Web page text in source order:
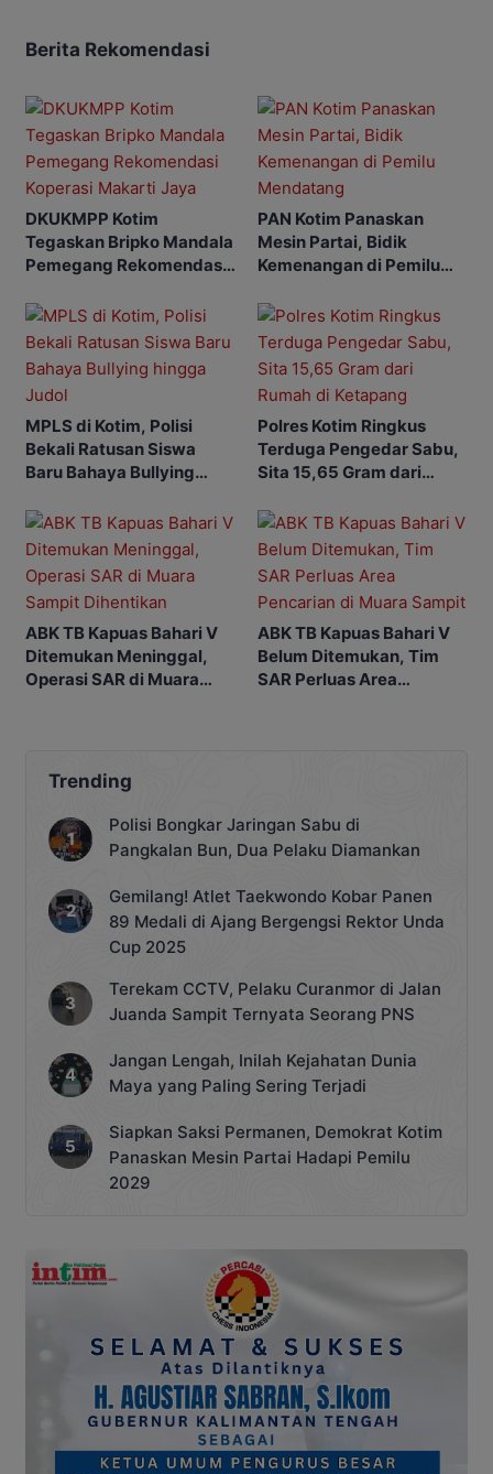
Berita Rekomendasi
DKUKMPP Kotim
Tegaskan Bripko Mandala
Pemegang Rekomendasi
PAN Kotim Panaskan
Mesin Partai, Bidik
Kemenangan di Pemilu
MPLS di Kotim, Polisi
Bekali Ratusan Siswa
Baru Bahaya Bullying
Polres Kotim Ringkus
Terduga Pengedar Sabu,
Sita 15,65 Gram dari
ABK TB Kapuas Bahari V
Ditemukan Meninggal,
Operasi SAR di Muara
ABK TB Kapuas Bahari V
Belum Ditemukan, Tim
SAR Perluas Area
Trending
Polisi Bongkar Jaringan Sabu di
Pangkalan Bun, Dua Pelaku Diamankan
Gemilang! Atlet Taekwondo Kobar Panen
89 Medali di Ajang Bergengsi Rektor Unda
Cup 2025
Terekam CCTV, Pelaku Curanmor di Jalan
Juanda Sampit Ternyata Seorang PNS
Jangan Lengah, Inilah Kejahatan Dunia
Maya yang Paling Sering Terjadi
Siapkan Saksi Permanen, Demokrat Kotim
Panaskan Mesin Partai Hadapi Pemilu
2029